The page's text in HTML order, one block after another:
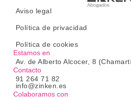
Aviso legal
Política de privacidad
Política de cookies
Estamos en
Av. de Alberto Alcocer, 8
Contacto
91 264 71 82
info@zinken.es
Colaboramos con